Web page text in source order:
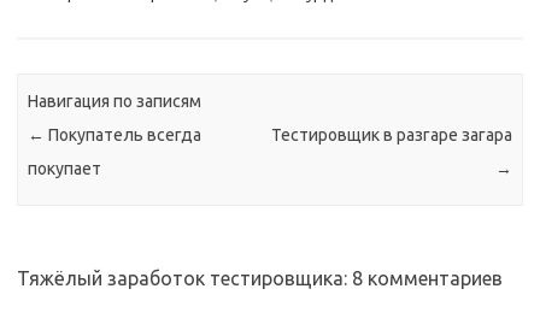
даже подумать над
ответами, поэтому…
Навигация по записям
← Покупатель всегда
покупает
Тестировщик в разгаре загара
→
Тяжёлый заработок тестировщика: 8 комментариев